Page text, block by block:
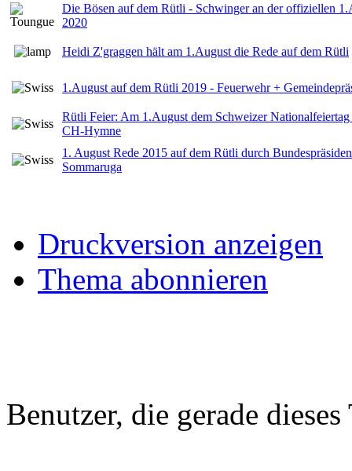
Die Bösen auf dem Rütli - Schwinger an der offiziellen
2020
Heidi Z'graggen hält am 1.August die Rede auf dem Rütli
1.August auf dem Rütli 2019 - Feuerwehr +
Rütli Feier: Am 1.August dem Schweizer
CH-Hymne
1. August Rede 2015 auf dem Rütli durch
Sommaruga
Druckversion anzeigen
Thema abonnieren
Benutzer, die gerade